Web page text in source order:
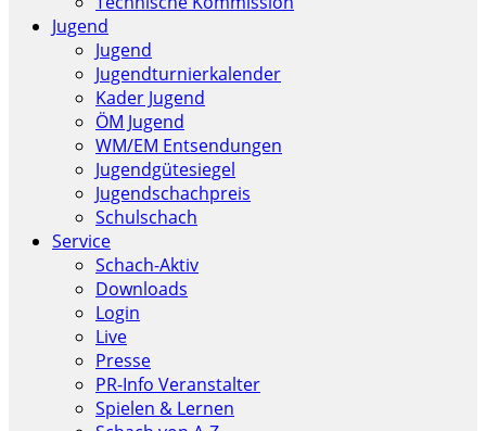
Jugend
Jugend
Jugendturnierkalender
Kader Jugend
ÖM Jugend
WM/EM Entsendungen
Jugendgütesiegel
Jugendschachpreis
Schulschach
Service
Schach-Aktiv
Downloads
Login
Live
Presse
PR-Info Veranstalter
Spielen & Lernen